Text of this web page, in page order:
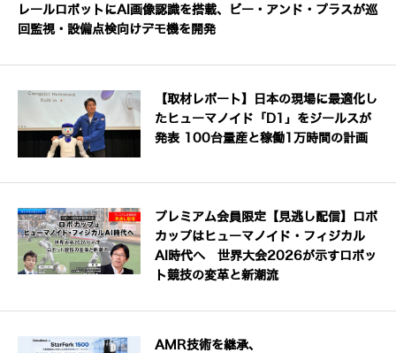
レールロボットにAI画像認識を搭載、ビー・アンド・プラスが巡
回監視・設備点検向けデモ機を開発
【取材レポート】日本の現場に最適化し
たヒューマノイド「D1」をジールスが
発表 100台量産と稼働1万時間の計画
プレミアム会員限定【見逃し配信】ロボ
カップはヒューマノイド・フィジカル
AI時代へ 世界大会2026が示すロボッ
ト競技の変革と新潮流
AMR技術を継承、